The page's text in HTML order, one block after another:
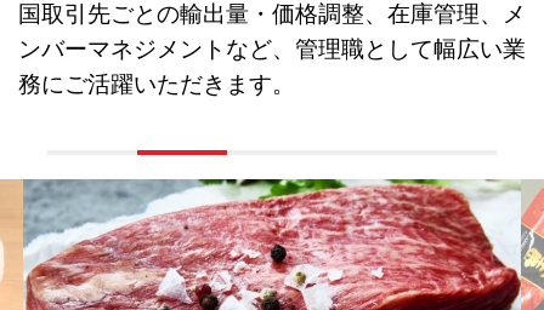
国取引先ごとの輸出量・価格調整、在庫管理、メ
ンバーマネジメントなど、管理職として幅広い業
務にご活躍いただきます。